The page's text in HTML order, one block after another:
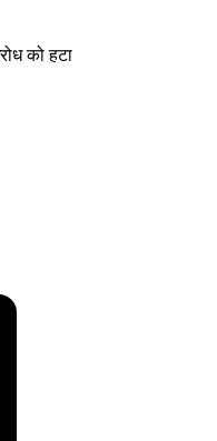
को हटा